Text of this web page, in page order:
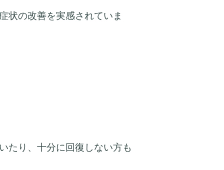
状の改善を実感されていま
たり、十分に回復しない方も